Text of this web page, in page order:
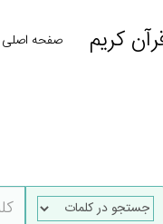
کریم صفحه اصلی